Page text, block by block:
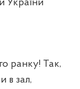
України
ранку! Так,
в зал,